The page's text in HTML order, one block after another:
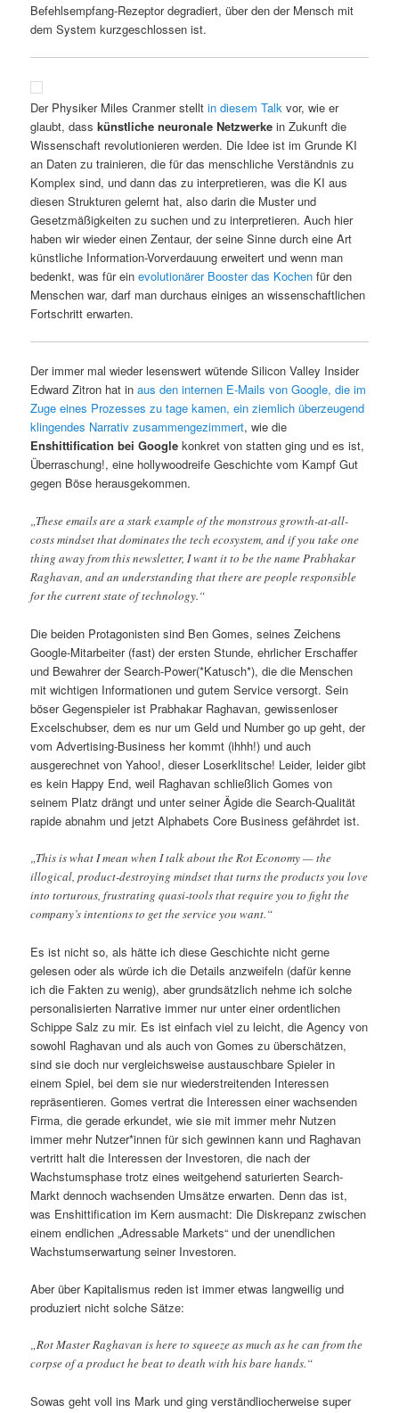
Befehlsempfang-Rezeptor degradiert, über den der Mensch mit
dem System kurzgeschlossen ist.
Der Physiker Miles Cranmer stelltin diesem Talk vor, wie er
glaubt, dasskünstliche neuronale Netzwerke in Zukunft die
Wissenschaft revolutionieren werden. Die Idee ist im Grunde KI
an Daten zu trainieren, die für das menschliche Verständnis zu
Komplex sind, und dann das zu interpretieren, was die KI aus
diesen Strukturen gelernt hat, also darin die Muster und
Gesetzmäßigkeiten zu suchen und zu interpretieren. Auch hier
haben wir wieder einen Zentaur, der seine Sinne durch eine Art
künstliche Information-Vorverdauung erweitert und wenn man
bedenkt, was für einevolutionärer Booster das Kochen für den
Menschen war, darf man durchaus einiges an wissenschaftlichen
Fortschritt erwarten.
Der immer mal wieder lesenswert wütende Silicon Valley Insider
Edward Zitron hat inaus den internen E-Mails von Google, die im
Zuge eines Prozesses zu tage kamen, ein ziemlich überzeugend
klingendes Narrativ zusammengezimmert, wie die
Enshittification bei Google konkret von statten ging und es ist,
Überraschung!, eine hollywoodreife Geschichte vom Kampf Gut
gegen Böse herausgekommen.
„These emails are a stark example of the monstrous growth-at-all-
costs mindset that dominates the tech ecosystem, and if you take one
thing away from this newsletter, I want it to be the name Prabhakar
Raghavan, and an understanding that there are people responsible
for the current state of technology.“
Die beiden Protagonisten sind Ben Gomes, seines Zeichens
Google-Mitarbeiter (fast) der ersten Stunde, ehrlicher Erschaffer
und Bewahrer der Search-Power(*Katusch*), die die Menschen
mit wichtigen Informationen und gutem Service versorgt. Sein
böser Gegenspieler ist Prabhakar Raghavan, gewissenloser
Excelschubser, dem es nur um Geld und Number go up geht, der
vom Advertising-Business her kommt (ihhh!) und auch
ausgerechnet von Yahoo!, dieser Loserklitsche! Leider, leider gibt
es kein Happy End, weil Raghavan schließlich Gomes von
seinem Platz drängt und unter seiner Ägide die Search-Qualität
rapide abnahm und jetzt Alphabets Core Business gefährdet ist.
„This is what I mean when I talk about the Rot Economy — the
illogical, product-destroying mindset that turns the products you love
into torturous, frustrating quasi-tools that require you to fight the
company’s intentions to get the service you want.“
Es ist nicht so, als hätte ich diese Geschichte nicht gerne
gelesen oder als würde ich die Details anzweifeln (dafür kenne
ich die Fakten zu wenig), aber grundsätzlich nehme ich solche
personalisierten Narrative immer nur unter einer ordentlichen
Schippe Salz zu mir. Es ist einfach viel zu leicht, die Agency von
sowohl Raghavan und als auch von Gomes zu überschätzen,
sind sie doch nur vergleichsweise austauschbare Spieler in
einem Spiel, bei dem sie nur wiederstreitenden Interessen
repräsentieren. Gomes vertrat die Interessen einer wachsenden
Firma, die gerade erkundet, wie sie mit immer mehr Nutzen
immer mehr Nutzer*innen für sich gewinnen kann und Raghavan
vertritt halt die Interessen der Investoren, die nach der
Wachstumsphase trotz eines weitgehend saturierten Search-
Markt dennoch wachsenden Umsätze erwarten. Denn das ist,
was Enshittification im Kern ausmacht: Die Diskrepanz zwischen
einem endlichen „Adressable Markets“ und der unendlichen
Wachstumserwartung seiner Investoren.
Aber über Kapitalismus reden ist immer etwas langweilig und
produziert nicht solche Sätze:
„Rot Master Raghavan is here to squeeze as much as he can from the
corpse of a product he beat to death with his bare hands.“
Sowas geht voll ins Mark und ging verständliocherweise super